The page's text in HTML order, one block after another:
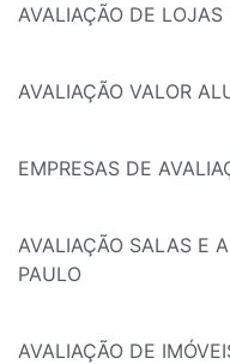
AVALIAÇÃO DE
AVALIAÇÃO VALOR
EMPRESAS DE
AVALIAÇÃO SALAS E
PAULO
AVALIAÇÃO DE